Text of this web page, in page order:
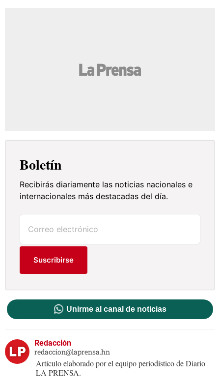
Boletín
Recibirás diariamente las noticias nacionales e
internacionales más destacadas del día.
Suscribirse
Unirme al canal de noticias
Redacción
redaccion@laprensa.hn
Artículo elaborado por el equipo periodístico de Diario
LA PRENSA.